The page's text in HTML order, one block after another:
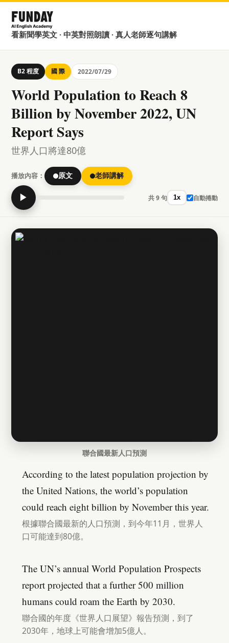
看新聞學英文 · 中英對照朗讀 · 真人老師逐句講解
B2 程度 國 際 2022/07/29
World Population to Reach 8
Billion by November 2022, UN
Report Says
世界人口將達80億
播放內容： 原文 老師講解
▶ 共 9 句 1x 自動捲動
聯合國最新人口預測
According to the latest population projection by
the United Nations, the world’s population
could reach eight billion by November this year.
根據聯合國最新的人口預測，到今年11月，世界人
口可能達到80億。
The UN’s annual World Population Prospects
report projected that a further 500 million
humans could roam the Earth by 2030.
聯合國的年度《世界人口展望》報告預測，到了
2030年，地球上可能會增加5億人。